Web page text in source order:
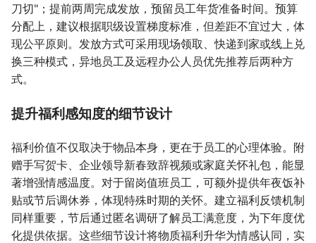
刀切"；提前两周完成发放，预留员工年货准备时间。预算
分配上，建议根据职级设置梯度标准，但差距不宜过大，体
现公平原则。发放方式可采用现场领取、快递到家或线上兑
换三种模式，异地员工及远程办公人员优先推荐后两种方
式。
提升福利感知度的细节设计
福利价值不仅取决于物品本身，更在于员工的心理体验。附
赠手写贺卡、企业领导新春致辞视频或家庭关怀礼包，能显
著增强情感温度。对于留岗值班员工，可额外提供年夜饭补
贴或节后调休券，体现特殊时期的关怀。建立福利反馈机制
同样重要，节后通过匿名调研了解员工满意度，为下年度优
化提供依据。这些细节设计将物质福利升华为情感认同，实